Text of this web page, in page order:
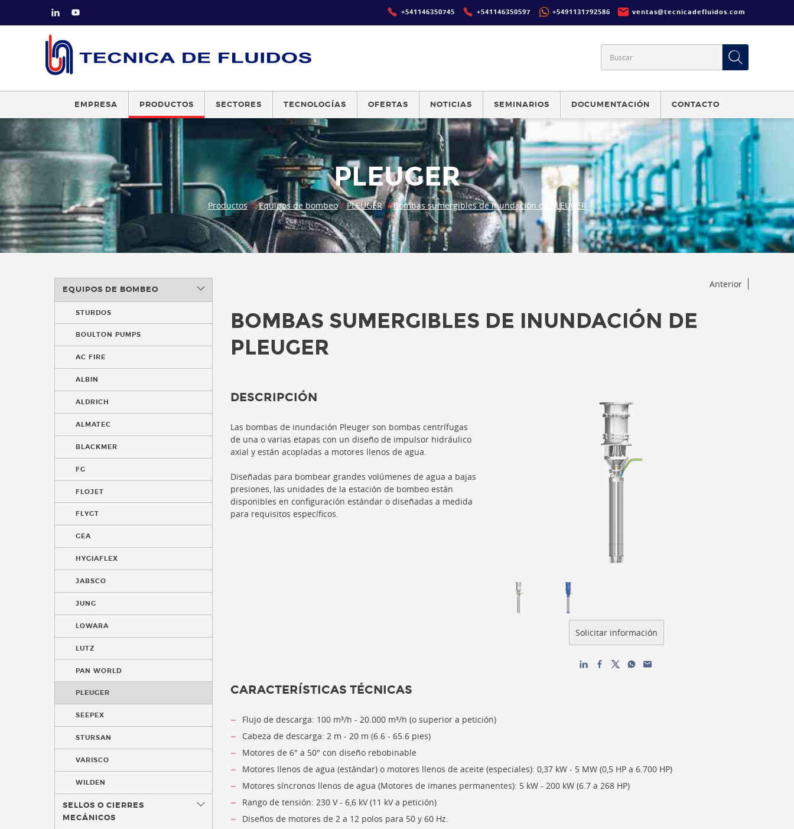
+541146350745 +541146350597 +5491131792586 ventas@tecnicadefluidos.com
EMPRESA PRODUCTOS SECTORES TECNOLOGÍAS OFERTAS NOTICIAS SEMINARIOS DOCUMENTACIÓN CONTACTO
PLEUGER
Productos Equipos de bombeo PLEUGER Bombas sumergibles de inundación de PLEUGER
EQUIPOS DE BOMBEO
STURDOS
BOULTON PUMPS
AC FIRE
ALBIN
ALDRICH
ALMATEC
BLACKMER
FG
FLOJET
FLYGT
GEA
HYGIAFLEX
JABSCO
JUNG
LOWARA
LUTZ
PAN WORLD
PLEUGER
SEEPEX
STURSAN
VARISCO
WILDEN
SELLOS O CIERRES
MECÁNICOS
Anterior
BOMBAS SUMERGIBLES DE INUNDACIÓN DE
PLEUGER
DESCRIPCIÓN
Las bombas de inundación Pleuger son bombas centrífugas
de una o varias etapas con un diseño de impulsor hidráulico
axial y están acopladas a motores llenos de agua.
Diseñadas para bombear grandes volúmenes de agua a bajas
presiones, las unidades de la estación de bombeo están
disponibles en configuración estándar o diseñadas a medida
para requisitos específicos.
CARACTERÍSTICAS TÉCNICAS
Flujo de descarga: 100 m³/h - 20.000 m³/h (o superior a petición)
Cabeza de descarga: 2 m - 20 m (6.6 - 65.6 pies)
Motores de 6" a 50" con diseño rebobinable
Motores llenos de agua (estándar) o motores llenos de aceite (especiales): 0,37 kW - 5 MW (0,5 HP a 6.700 HP)
Motores síncronos llenos de agua (Motores de imanes permanentes): 5 kW - 200 kW (6.7 a 268 HP)
Rango de tensión: 230 V - 6,6 kV (11 kV a petición)
Diseños de motores de 2 a 12 polos para 50 y 60 Hz.